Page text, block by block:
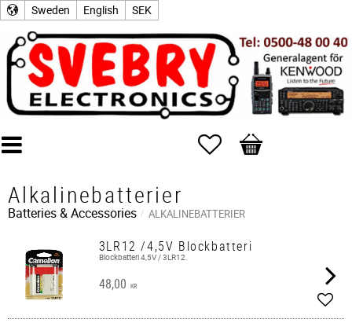
Sweden English SEK
Favorites
Basket
Alkalinebatterier
Batteries & Accessories ALKALINEBATTERIER
3LR12 /4,5V Blockbatteri
Blockbatteri 4,5V / 3LR12.
48,00 KR
Add